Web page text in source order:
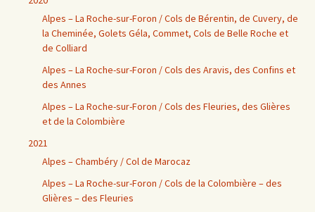
Alpes – La Roche-sur-Foron / Cols de Bérentin, de Cuvery, de
la Cheminée, Golets Géla, Commet, Cols de Belle Roche et
de Colliard
Alpes – La Roche-sur-Foron / Cols des Aravis, des Confins et
des Annes
Alpes – La Roche-sur-Foron / Cols des Fleuries, des Glières
et de la Colombière
2021
Alpes – Chambéry / Col de Marocaz
Alpes – La Roche-sur-Foron / Cols de la Colombière – des
Glières – des Fleuries